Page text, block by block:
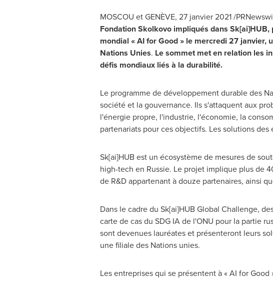
MOSCOU et GENÈVE, 27 janvier 2021 /
Fondation Skolkovo impliqués dans
mondial « AI for Good » le mercredi 27
Nations Unies. Le sommet met en relation les
défis mondiaux liés à la durabilité.
Le programme de développement durable des
société et la gouvernance. Ils s'attaquent aux
l'énergie propre, l'industrie, l'économie, la
partenariats pour ces objectifs. Les solutions
Sk[ai]HUB est un écosystème de mesures de
high-tech en Russie. Le projet implique plus de
de R&D appartenant à douze partenaires, ainsi
Dans le cadre du Sk[ai]HUB Global Challenge,
carte de cas du SDG IA de l'ONU pour la partie
sont devenues lauréates et présenteront leurs
une filiale des Nations unies.
Les entreprises qui se présentent à « AI for Good